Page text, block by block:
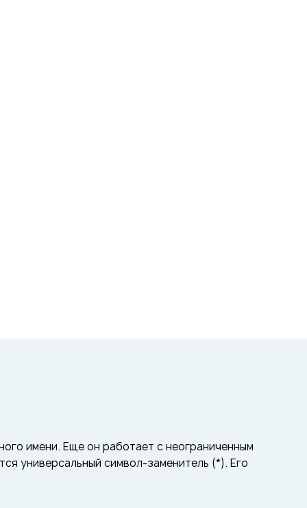
имени. Еще он работает с неограниченным
универсальный символ-заменитель (*). Его